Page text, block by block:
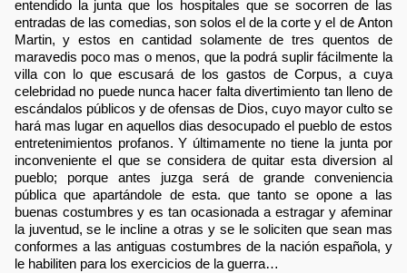
entendido la junta que los hospitales que se socorren de las
entradas de las comedias, son solos el de la corte y el de Anton
Martin, y estos en cantidad solamente de tres quentos de
maravedis poco mas o menos, que la podrá suplir fácilmente la
villa con lo que escusará de los gastos de Corpus, a cuya
celebridad no puede nunca hacer falta divertimiento tan lleno de
escándalos públicos y de ofensas de Dios, cuyo mayor culto se
hará mas lugar en aquellos dias desocupado el pueblo de estos
entretenimientos profanos. Y últimamente no tiene la junta por
inconveniente el que se considera de quitar esta diversion al
pueblo; porque antes juzga será de grande conveniencia
pública que apartándole de esta. que tanto se opone a las
buenas costumbres y es tan ocasionada a estragar y afeminar
la juventud, se le incline a otras y se le soliciten que sean mas
conformes a las antiguas costumbres de la nación española, y
le habiliten para los exercicios de la guerra…